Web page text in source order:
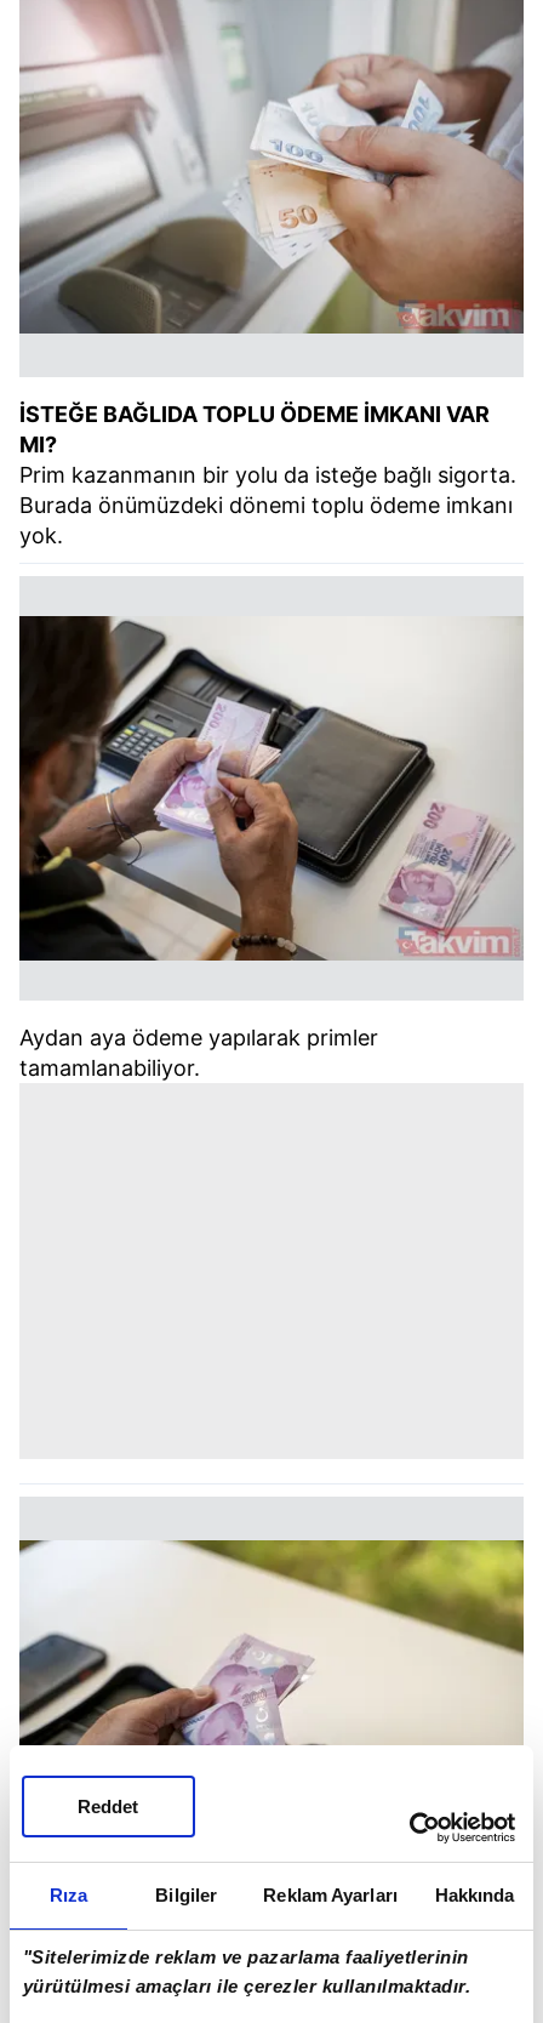
Rıza Bilgiler Reklam Ayarları Hakkında
"Sitelerimizde reklam ve pazarlama faaliyetlerinin
yürütülmesi amaçları ile çerezler kullanılmaktadır.
Reddet
İSTEĞE BAĞLIDA TOPLU ÖDEME İMKANI VAR
MI?
Prim kazanmanın bir yolu da isteğe bağlı sigorta.
Burada önümüzdeki dönemi toplu ödeme imkanı
yok.
Aydan aya ödeme yapılarak primler
tamamlanabiliyor.
Ancak geçmiş bazı süreler toplu ödenebiliyor.
Mevzuata göre, isteğe bağlı sigortalı olanların